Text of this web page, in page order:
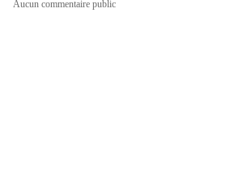
Aucun commentaire public